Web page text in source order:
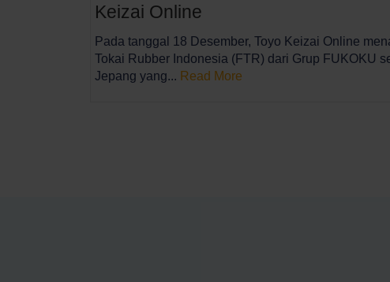
Keizai Online
Pada tanggal 18 Desember, Toyo Keizai Online
Tokai Rubber Indonesia (FTR) dari Grup FUKOKU
Jepang yang... Read More